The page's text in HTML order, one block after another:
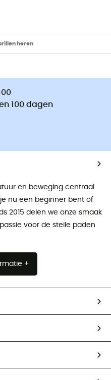
heren
100 dagen
en beweging centraal
nu een beginner bent of
2015 delen we onze smaak
voor de steile paden
+